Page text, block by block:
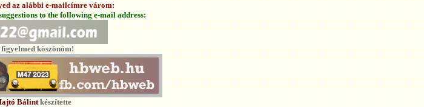
az alábbi e-mailcímre várom:
to the following e-mail address:
köszönöm!
Bálintkészítette